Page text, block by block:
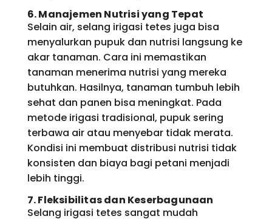
6. Manajemen Nutrisi yang Tepat
Selain air, selang irigasi tetes juga bisa
menyalurkan pupuk dan nutrisi langsung ke
akar tanaman. Cara ini memastikan
tanaman menerima nutrisi yang mereka
butuhkan. Hasilnya, tanaman tumbuh lebih
sehat dan panen bisa meningkat. Pada
metode irigasi tradisional, pupuk sering
terbawa air atau menyebar tidak merata.
Kondisi ini membuat distribusi nutrisi tidak
konsisten dan biaya bagi petani menjadi
lebih tinggi.
7. Fleksibilitas dan Keserbagunaan
Selang irigasi tetes sangat mudah